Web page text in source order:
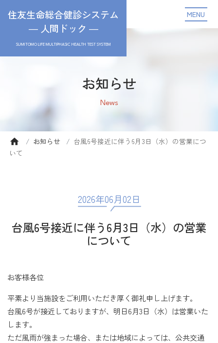
MENU
住友生命総合健診システム
― 人間ドック ―
SUMITOMO LIFE MULTIPHASIC HEALTH TEST SYSTEM
お知らせ
News
お知らせ
台風6号接近に伴う6月3日（水）の営業につ
いて
2026年06月02日
台風6号接近に伴う6月3日（水）の営業
について
お客様各位
平素より当施設をご利用いただき厚く御礼申し上げます。
台風6号が接近しておりますが、明日6月3日（水）は営業いた
します。
ただ風雨が強まった場合、または地域によっては、公共交通